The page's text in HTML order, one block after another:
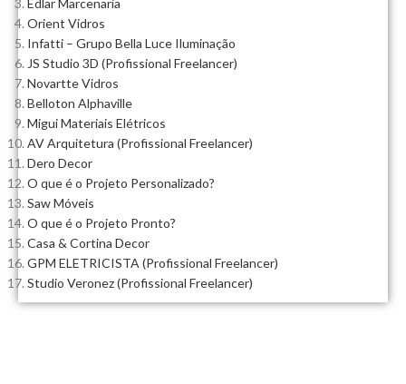
Orient Vidros
Infatti – Grupo Bella Luce Iluminação
JS Studio 3D (Profissional Freelancer)
Novartte Vidros
Belloton Alphaville
Migui Materiais Elétricos
AV Arquitetura (Profissional Freelancer)
Dero Decor
O que é o Projeto Personalizado?
Saw Móveis
O que é o Projeto Pronto?
Casa & Cortina Decor
GPM ELETRICISTA (Profissional Freelancer)
Studio Veronez (Profissional Freelancer)